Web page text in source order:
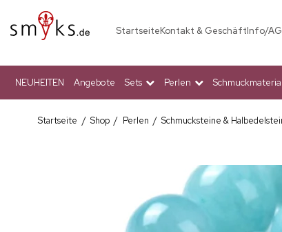
StartseiteKontakt & GeschäftInfo/
NEUHEITEN Angebote Sets Perlen Schmuckmaterial
Startseite / Shop / Perlen / Schmucksteine &